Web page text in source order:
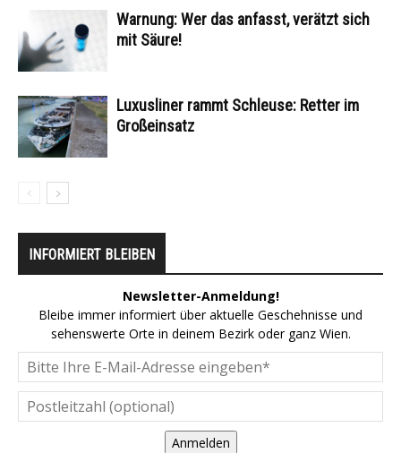
Warnung: Wer das anfasst, verätzt sich
mit Säure!
Luxusliner rammt Schleuse: Retter im
Großeinsatz
INFORMIERT BLEIBEN
Newsletter-Anmeldung!
Bleibe immer informiert über aktuelle Geschehnisse und
sehenswerte Orte in deinem Bezirk oder ganz Wien.
Anmelden